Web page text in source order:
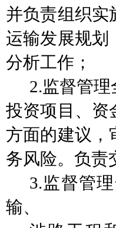
并负责组织实
运输发展规划
分析工作；
2.监督管
投资项目、资
方面的建议，
务风险。负责
3.监督管
输、